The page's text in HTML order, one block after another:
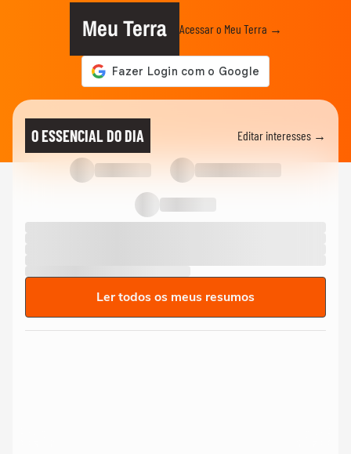
Meu Terra Acessar o Meu Terra →
O ESSENCIAL DO DIA Editar interesses →
Ler todos os meus resumos